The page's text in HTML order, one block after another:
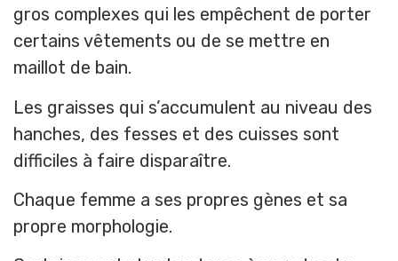
gros complexes qui les empêchent de porter
certains vêtements ou de se mettre en
maillot de bain.
Les graisses qui s’accumulent au niveau des
hanches, des fesses et des cuisses sont
difficiles à faire disparaître.
Chaque femme a ses propres gènes et sa
propre morphologie.